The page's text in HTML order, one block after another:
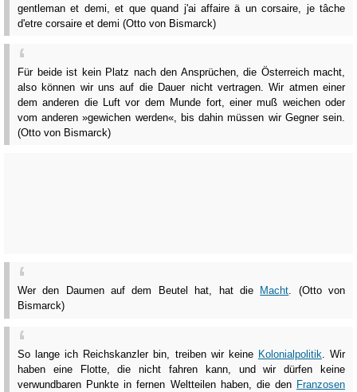
gentleman et demi, et que quand j'ai affaire ä un corsaire, je tâche
d'etre corsaire et demi (Otto von Bismarck)
Für beide ist kein Platz nach den Ansprüchen, die Österreich macht,
also können wir uns auf die Dauer nicht vertragen. Wir atmen einer
dem anderen die Luft vor dem Munde fort, einer muß weichen oder
vom anderen »gewichen werden«, bis dahin müssen wir Gegner sein.
(Otto von Bismarck)
Wer den Daumen auf dem Beutel hat, hat die Macht. (Otto von
Bismarck)
So lange ich Reichskanzler bin, treiben wir keine Kolonialpolitik. Wir
haben eine Flotte, die nicht fahren kann, und wir dürfen keine
verwundbaren Punkte in fernen Weltteilen haben, die den Franzosen